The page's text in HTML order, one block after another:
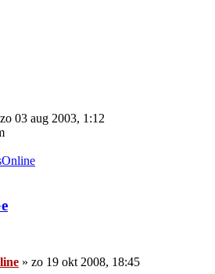
zo 03 aug 2003, 1:12
» zo 19 okt 2008, 18:45